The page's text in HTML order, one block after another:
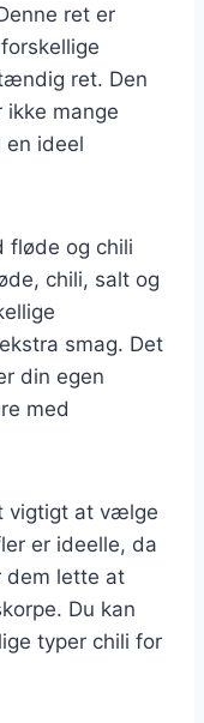
ret er
ret. Den
mange
en ideel
fløde og chili
chili, salt og
smag. Det
din egen
med
vigtigt at vælge
er ideelle, da
dem lette at
Du kan
typer chili for